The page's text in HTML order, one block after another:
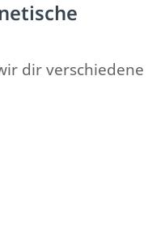
dir verschiedene